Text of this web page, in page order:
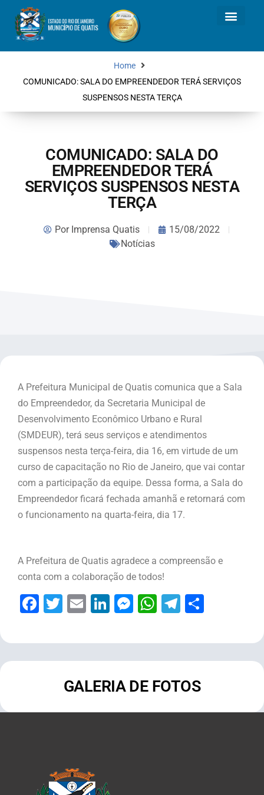
Home
COMUNICADO: SALA DO EMPREENDEDOR TERÁ SERVIÇOS
SUSPENSOS NESTA TERÇA
COMUNICADO: SALA DO
EMPREENDEDOR TERÁ
SERVIÇOS SUSPENSOS NESTA
TERÇA
PorImprensa Quatis
15/08/2022
Notícias
A Prefeitura Municipal de Quatis comunica que a Sala
do Empreendedor, da Secretaria Municipal de
Desenvolvimento Econômico Urbano e Rural
(SMDEUR), terá seus serviços e atendimentos
suspensos nesta terça-feira, dia 16, em virtude de um
curso de capacitação no Rio de Janeiro, que vai contar
com a participação da equipe. Dessa forma, a Sala do
Empreendedor ficará fechada amanhã e retornará com
o funcionamento na quarta-feira, dia 17.
A Prefeitura de Quatis agradece a compreensão e
conta com a colaboração de todos!
Facebook
Twitter
EmailLinkedIn
Messenger
WhatsApp
Telegram
GALERIA DE FOTOS